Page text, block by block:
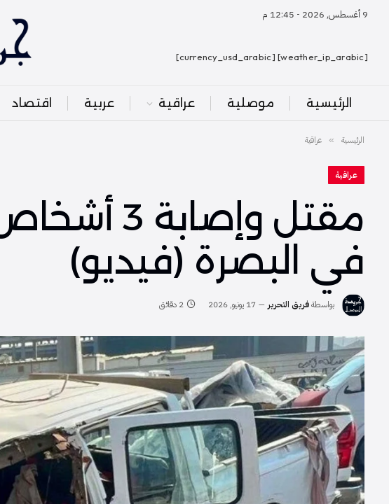
9 أغسطس, 2026 - 12:45 م
[weather_ip_arabic] [currency_usd_arabic]
الرئيسية موصلية عراقية عربية اقتصاد
الرئيسية » عراقية
عراقية
مقتل
في البصرة (فيديو)
بواسطةفريق التحرير 17 يونيو, 2026 2 دقائق